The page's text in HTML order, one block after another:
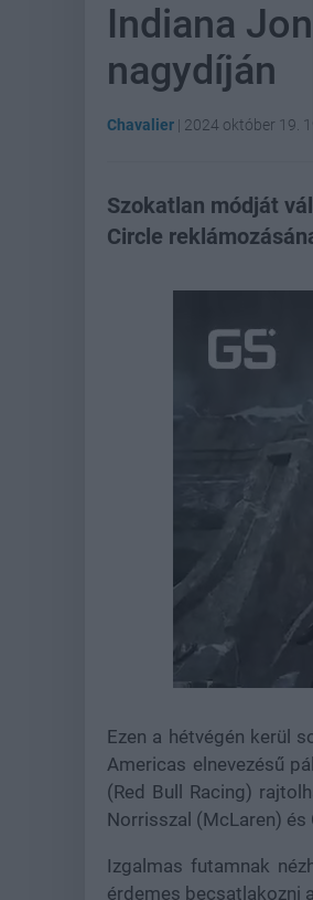
Indiana
nagydíján
Chavalier | 2024 október 19.
Szokatlan módját
Circle
Ezen a hétvégén kerül
Americas elnevezésű
(Red Bull Racing)
Norrisszal (McLaren) és
Izgalmas futamnak
érdemes becsatlakozni